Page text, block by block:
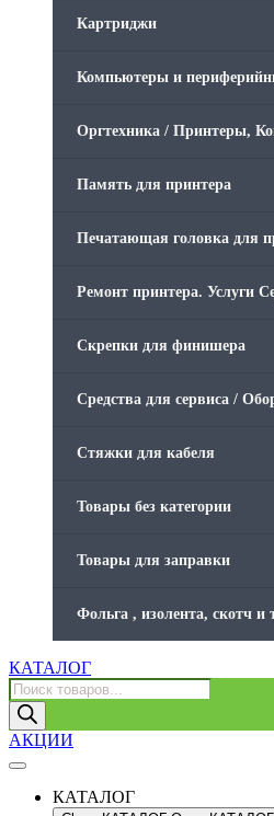
Картриджи
Компьютеры и
Оргтехника / Принтеры,
Память для принтера
Печатающая головка для
Ремонт принтера. Услуги
Скрепки для финишера
Средства для сервиса /
Стяжки для кабеля
Товары без категории
Товары для заправки
Фольга , изолента, скотч и
КАТАЛОГ
Поиск
товаров
АКЦИИ
КАТАЛОГ